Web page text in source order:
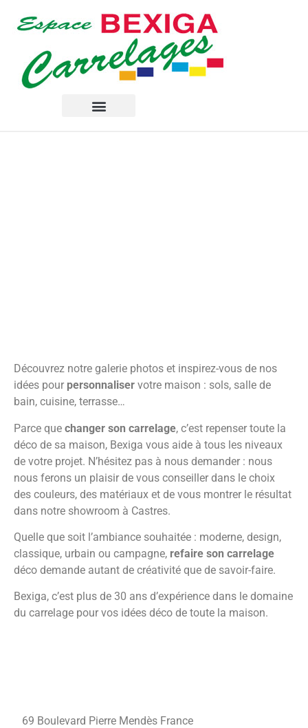
Découvrez notre galerie photos et inspirez-vous de nos
idées pour personnaliser votre maison : sols, salle de
bain, cuisine, terrasse…
Parce que changer son carrelage, c’est repenser toute la
déco de sa maison, Bexiga vous aide à tous les niveaux
de votre projet. N’hésitez pas à nous demander : nous
nous ferons un plaisir de vous conseiller dans le choix
des couleurs, des matériaux et de vous montrer le résultat
dans notre showroom à Castres.
Quelle que soit l’ambiance souhaitée : moderne, design,
classique, urbain ou campagne, refaire son carrelage
déco demande autant de créativité que de savoir-faire.
Bexiga, c’est plus de 30 ans d’expérience dans le domaine
du carrelage pour vos idées déco de toute la maison.
69 Boulevard Pierre Mendès France